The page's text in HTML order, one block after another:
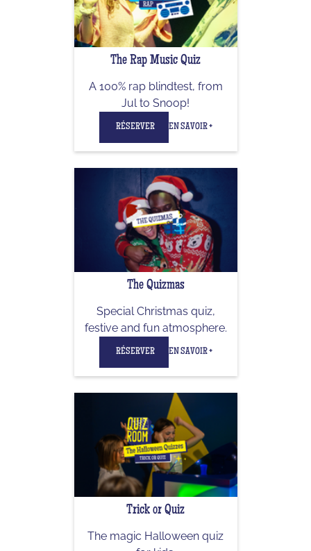
The Rap Music Quiz
A 100% rap blindtest, from
Jul to Snoop!
RÉSERVER EN SAVOIR +
The Quizmas
Special Christmas quiz,
festive and fun atmosphere.
RÉSERVER EN SAVOIR +
Trick or Quiz
The magic Halloween quiz